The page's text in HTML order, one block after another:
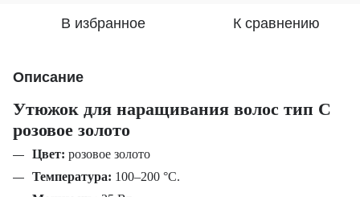
В избранное К сравнению
Описание
Утюжок для наращивания волос тип C
розовое золото
Цвет: розовое золото
Температура: 100–200 °С.